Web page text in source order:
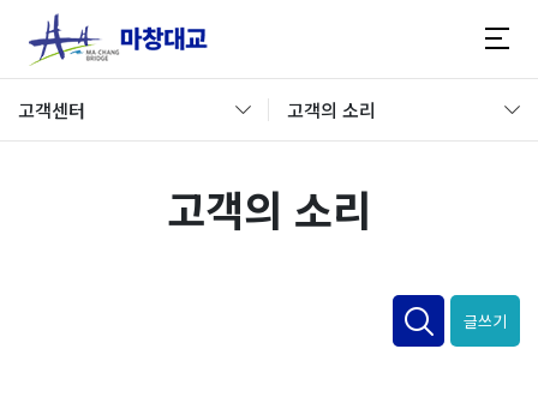
고객센터 고객의 소리
고객의 소리
글쓰기